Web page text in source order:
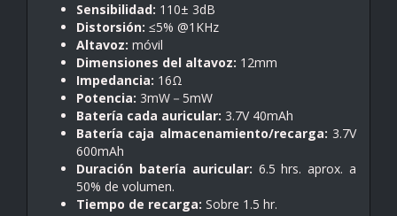
Sensibilidad: 110± 3dB
Distorsión: ≤5% @1KHz
Altavoz: móvil
Dimensiones del altavoz: 12mm
Impedancia: 16Ω
Potencia: 3mW－5mW
Batería cada auricular: 3.7V 40mAh
Batería caja almacenamiento/recarga: 3.7V
600mAh
Duración batería auricular: 6.5 hrs. aprox. a
50% de volumen.
Tiempo de recarga: Sobre 1.5 hr.